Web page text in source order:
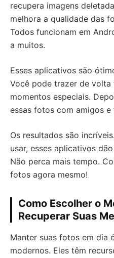
recupera imagens
melhora a qualidade das
Todos funcionam em
a muitos.
Esses aplicativos são
Você pode trazer de
momentos especiais.
essas fotos com amigos e
Os resultados são
usar, esses aplicativos
Não perca mais tempo.
fotos agora mesmo!
Como Escolher o
Recuperar Suas
Manter suas fotos em dia
modernos. Eles têm